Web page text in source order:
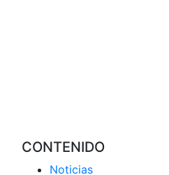
CONTENIDO
Noticias